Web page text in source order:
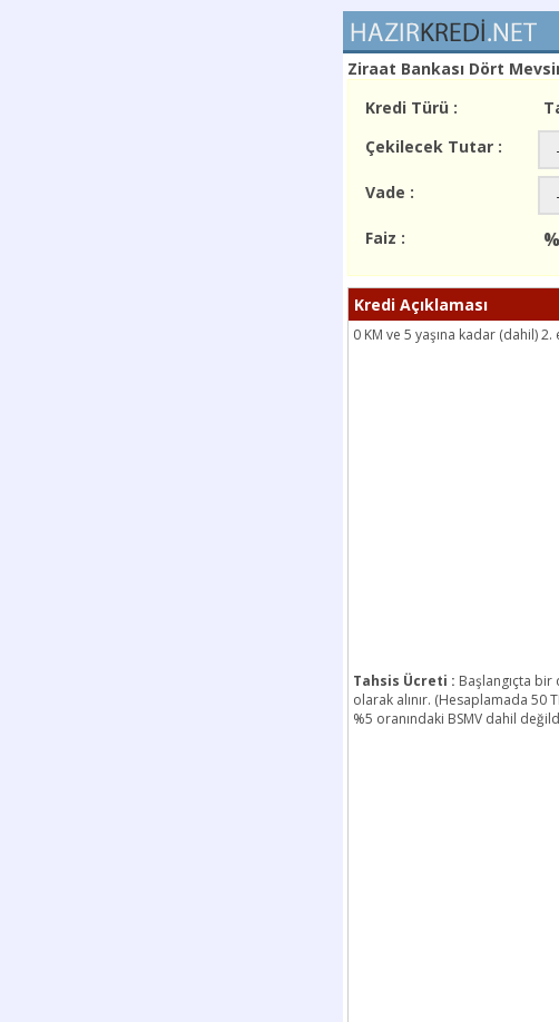
Ziraat Bankası Dört
Kredi Türü :
Çekilecek Tutar :
-
Vade :
-
Faiz :
Kredi Açıklaması
0 KM ve 5 yaşına kadar (dahil)
Tahsis Ücreti : Başlangıçta
olarak alınır. (Hesaplamada 50
%5 oranındaki BSMV dahil